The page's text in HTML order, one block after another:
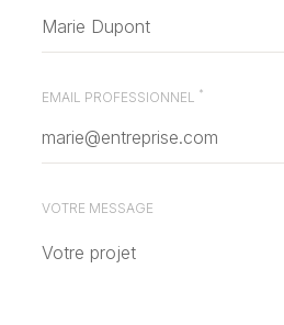
EMAIL PROFESSIONNEL *
VOTRE MESSAGE